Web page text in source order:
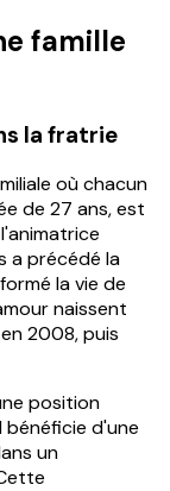
famille
la fratrie
où chacun
de 27 ans, est
a précédé la
la vie de
naissent
2008, puis
position
bénéficie d'une
un